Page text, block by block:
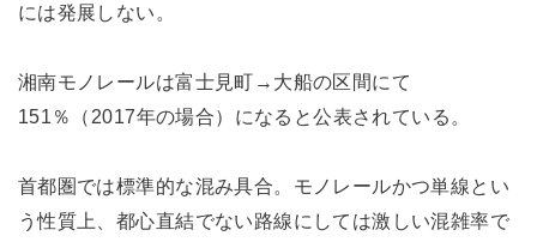
には発展しない。
湘南モノレールは富士見町→大船の区間にて
151％（2017年の場合）になると公表されている。
首都圏では標準的な混み具合。モノレールかつ単線とい
う性質上、都心直結でない路線にしては激しい混雑率で